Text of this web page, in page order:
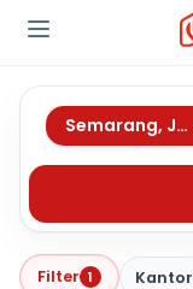
Semarang, Jawa Tengah
Filter 1 Kantor